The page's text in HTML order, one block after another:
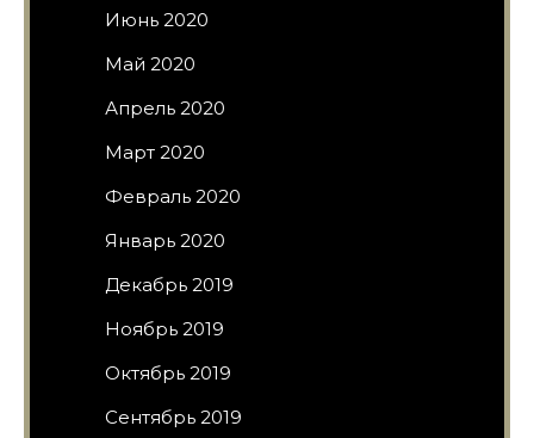
Июнь 2020
Май 2020
Апрель 2020
Март 2020
Февраль 2020
Январь 2020
Декабрь 2019
Ноябрь 2019
Октябрь 2019
Сентябрь 2019